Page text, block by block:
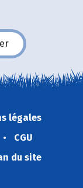
légales
CGU
du site